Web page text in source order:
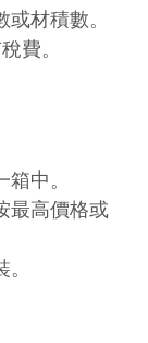
材積數。
費。
中。
最高價格或